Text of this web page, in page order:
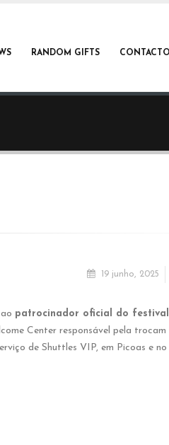
RANDOM GIFTS
19 junho, 2025
patrocinador oficial do festival
Center responsável pela
de Shuttles VIP, em Picoas e